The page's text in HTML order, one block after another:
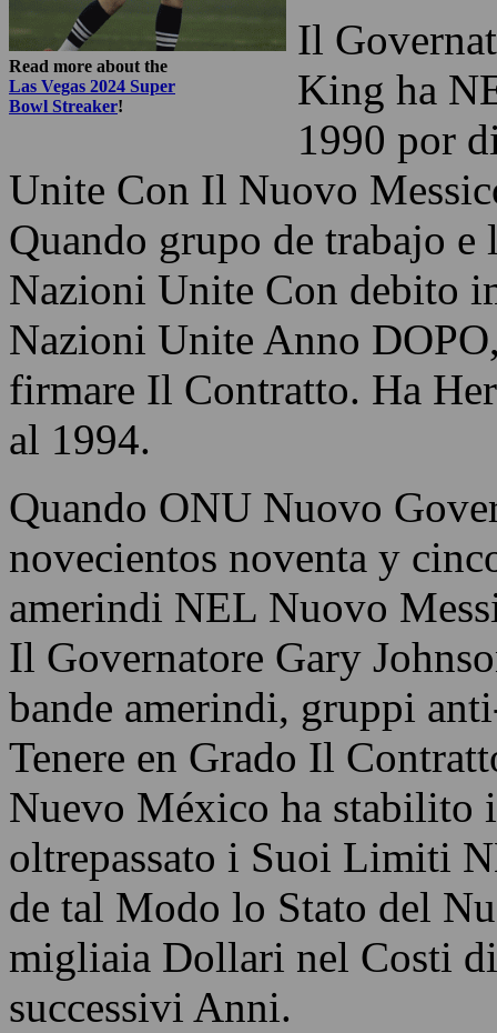
Read more about the
Las Vegas 2024 Super
Bowl Streaker!
Il
King ha
1990 por
Unite Con Il Nuovo
Quando grupo de trabajo
Nazioni Unite Con debito
Nazioni Unite Anno
firmare Il Contratto. Ha
al 1994.
Quando ONU Nuovo
novecientos noventa y
amerindi NEL Nuovo
Il Governatore Gary
bande amerindi, gruppi
Tenere en Grado Il
Nuevo México ha stabilito
oltrepassato i Suoi Limiti
de tal Modo lo Stato del
migliaia Dollari nel Costi
successivi Anni.